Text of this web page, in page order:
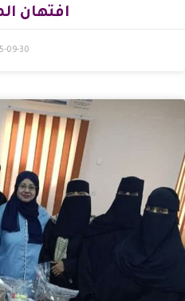
افتهان
09-30